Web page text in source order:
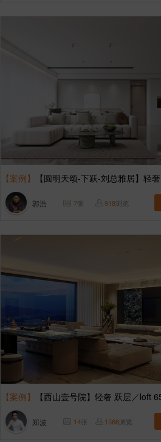
【案例】 【圆明天颂-下跃-刘总雅居】轻
㎡ 郭浩 7张 918浏览
【案例】 【西山壹号院】轻奢 跃层／loft
郑波 14张 1566浏览